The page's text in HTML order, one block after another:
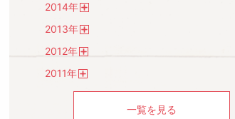
2014年
2013年
2012年
2011年
一覧を見る